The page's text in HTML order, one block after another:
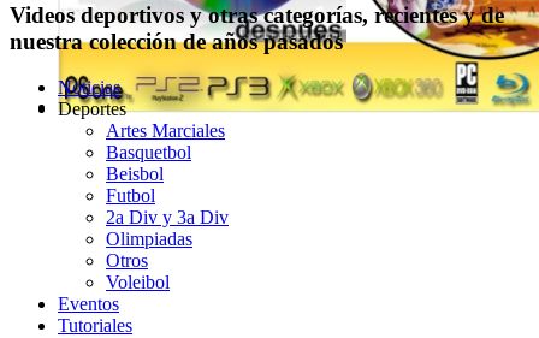
Videos deportivos y otras categorías, recientes y de
nuestra colección de años pasados
Noticias
Deportes
Artes Marciales
Basquetbol
Beisbol
Futbol
2a Div y 3a Div
Olimpiadas
Otros
Voleibol
Eventos
Tutoriales